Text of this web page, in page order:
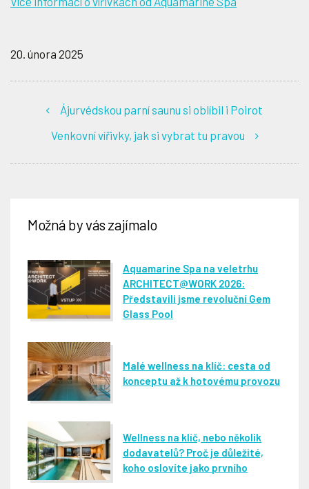
20. února 2025
Ájurvédskou parní saunu si oblíbil i Poirot
Venkovní vířivky, jak si vybrat tu pravou
Možná by vás zajímalo
Aquamarine Spa na veletrhu
ARCHITECT@WORK 2026:
Představili jsme revoluční Gem
Glass Pool
Malé wellness na klíč: cesta od
konceptu až k hotovému provozu
Wellness na klíč, nebo několik
dodavatelů? Proč je důležité,
koho oslovíte jako prvního